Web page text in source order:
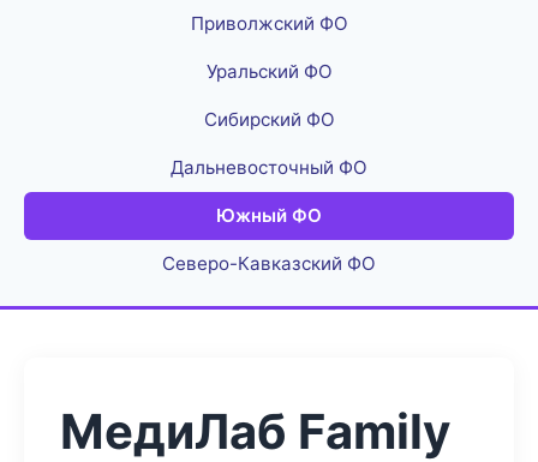
Приволжский ФО
Уральский ФО
Сибирский ФО
Дальневосточный ФО
Южный ФО
Северо-Кавказский ФО
МедиЛаб Family